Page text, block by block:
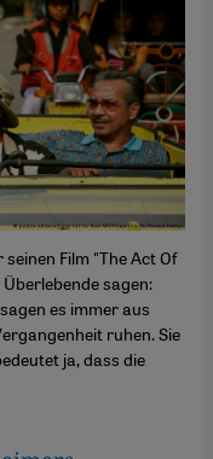
Film "The Act Of
sagen:
es immer aus
ruhen. Sie
ja, dass die